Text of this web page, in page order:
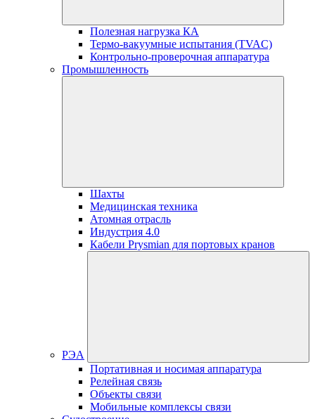
Полезная нагрузка КА
Термо-вакуумные испытания (TVAC)
Контрольно-проверочная аппаратура
Промышленность
Шахты
Медицинская техника
Атомная отрасль
Индустрия 4.0
Кабели Prysmian для портовых кранов
РЭА
Портативная и носимая аппаратура
Релейная связь
Объекты связи
Мобильные комплексы связи